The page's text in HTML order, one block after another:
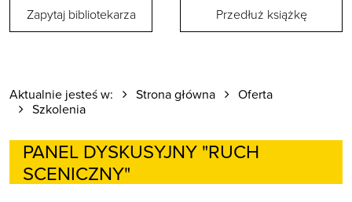
Zapytaj bibliotekarza Przedłuż książkę
Aktualnie jesteś w: Strona główna
Oferta
Szkolenia
PANEL DYSKUSYJNY "RUCH
SCENICZNY"